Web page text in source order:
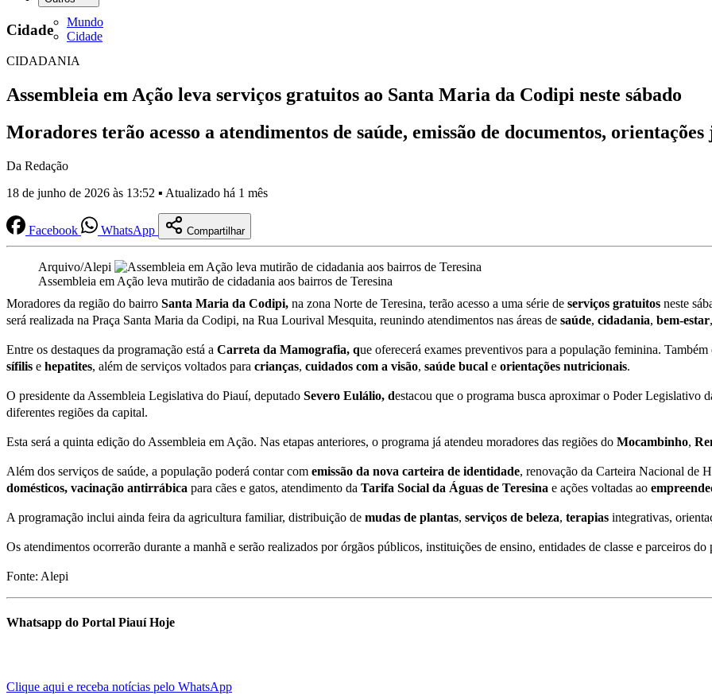
Mundo
Cidade
Cidade
CIDADANIA
Assembleia em Ação leva serviços gratuitos ao Santa Maria da Codipi neste sábado
Moradores terão acesso a atendimentos de saúde, emissão de documentos,
Da Redação
18 de junho de 2026 às 13:52 ▪ Atualizado há 1 mês
Facebook WhatsApp Compartilhar
Arquivo/Alepi
Assembleia em Ação leva mutirão de cidadania aos bairros de Teresina
Moradores da região do bairro Santa Maria da Codipi, na zona Norte de Teresina, terão acesso a uma série de serviços gratuitos neste
será realizada na Praça Santa Maria da Codipi, na Rua Lourival Mesquita, reunindo atendimentos nas áreas de saúde, cidadania, bem-estar
Entre os destaques da programação está a Carreta da Mamografia, que oferecerá exames preventivos para a população feminina.
sífilis e hepatites, além de serviços voltados para crianças, cuidados com a visão, saúde bucal e orientações nutricionais.
O presidente da Assembleia Legislativa do Piauí, deputado Severo Eulálio, destacou que o programa busca aproximar o Poder Legislativo
diferentes regiões da capital.
Esta será a quinta edição do Assembleia em Ação. Nas etapas anteriores, o programa já atendeu moradores das regiões do Mocambinho,
Além dos serviços de saúde, a população poderá contar com emissão da nova carteira de identidade, renovação da Carteira Nacional de
domésticos, vacinação antirrábica para cães e gatos, atendimento da Tarifa Social da Águas de Teresina e ações voltadas ao
A programação inclui ainda feira da agricultura familiar, distribuição de mudas de plantas, serviços de beleza, terapias integrativas,
Os atendimentos ocorrerão durante a manhã e serão realizados por órgãos públicos, instituições de ensino, entidades de classe e parceiros do
Fonte: Alepi
Whatsapp do Portal Piauí Hoje
Clique aqui e receba notícias pelo WhatsApp